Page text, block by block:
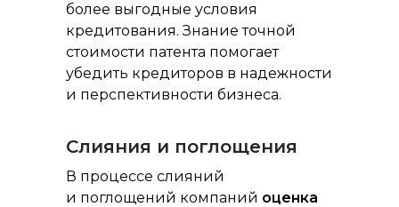
В процессе слияний
и поглощений компаний оценка
Слияния и поглощения
более выгодные условия
кредитования. Знание точной
стоимости патента помогает
убедить кредиторов в надежности
и перспективности бизнеса.